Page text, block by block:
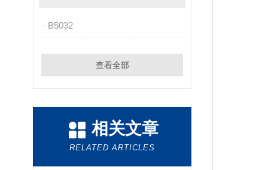
B5032
查看全部
相关文章
RELATED ARTICLES